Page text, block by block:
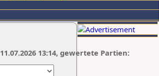
13:14, gewertete Partien: